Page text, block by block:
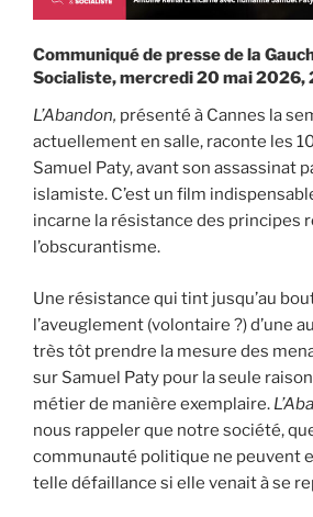
Communiqué de presse de la
Socialiste, mercredi 20 mai 2026,
L’Abandon, présenté à Cannes la
actuellement en salle, raconte les
Samuel Paty, avant son assassinat
islamiste. C’est un film
incarne la résistance des principes
l’obscurantisme.
Une résistance qui tint jusqu’au
l’aveuglement (volontaire ?) d’une
très tôt prendre la mesure des
sur Samuel Paty pour la seule
métier de manière exemplaire.
nous rappeler que notre société,
communauté politique ne peuvent
telle défaillance si elle venait à se